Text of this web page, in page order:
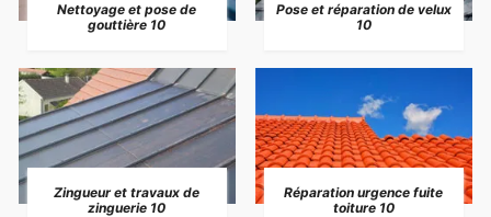
Nettoyage et pose de
gouttière 10
Pose et réparation de velux
10
Zingueur et travaux de
zinguerie 10
Réparation urgence fuite
toiture 10